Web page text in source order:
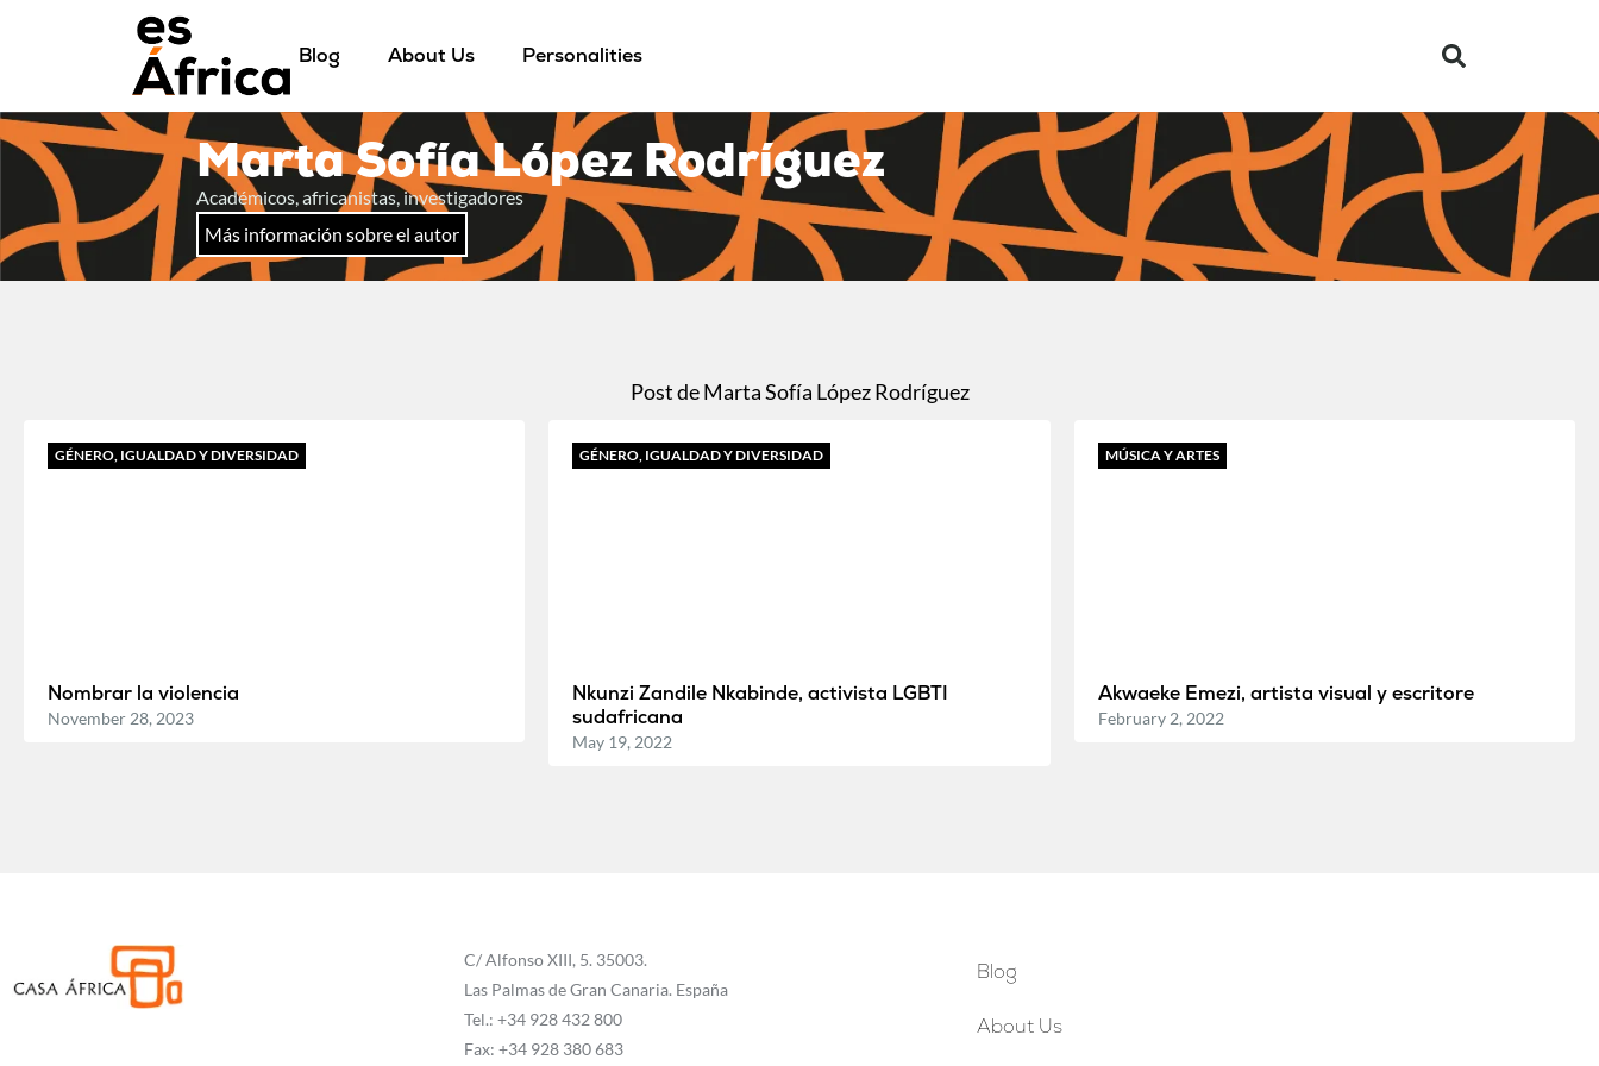
Blog About Us Personalities
Marta Sofía López Rodríguez
Académicos, africanistas, investigadores
Más información sobre el autor
Post de Marta Sofía López Rodríguez
GÉNERO, IGUALDAD Y DIVERSIDAD
Nombrar la violencia
November 28, 2023
GÉNERO, IGUALDAD Y DIVERSIDAD
Nkunzi Zandile Nkabinde, activista LGBTI
sudafricana
May 19, 2022
MÚSICA Y ARTES
Akwaeke Emezi, artista visual y escritore
February 2, 2022
C/ Alfonso XIII, 5. 35003.
Las Palmas de Gran Canaria. España
Tel.: +34 928 432 800
Fax: +34 928 380 683
Blog
About Us